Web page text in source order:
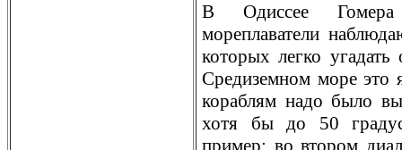
В Одиссее Гомера
мореплаватели
которых легко
Средиземном море это
кораблям надо было
хотя бы до 50
пример: во втором